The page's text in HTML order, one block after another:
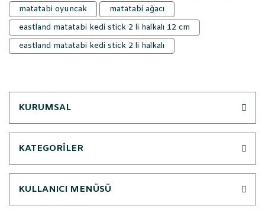
matatabi oyuncak
matatabi ağacı
eastland matatabi kedi stick 2 li halkalı 12 cm
eastland matatabi kedi stick 2 li halkalı
KURUMSAL
KATEGORİLER
KULLANICI MENÜSÜ